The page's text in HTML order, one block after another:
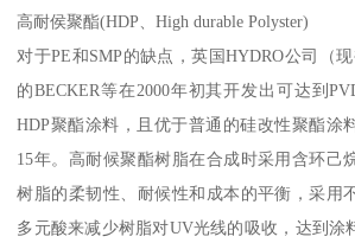
高耐侯聚酯(HDP、High durable Polyster)
对于PE和SMP的缺点，英国HYDRO公司（
的BECKER等在2000年初其开发出可达到
HDP聚酯涂料，且优于普通的硅改性聚酯涂
15年。高耐候聚酯树脂在合成时采用含环己
树脂的柔韧性、耐候性和成本的平衡，采用
多元酸来减少树脂对UV光线的吸收，达到涂